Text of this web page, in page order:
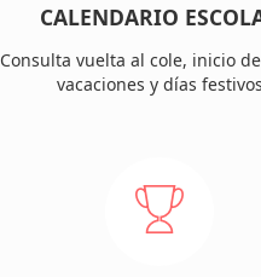
CALENDARIO
Consulta vuelta al cole, inicio
vacaciones y días festivos